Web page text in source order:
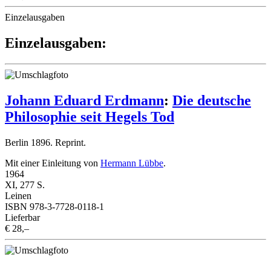
Einzelausgaben
Einzelausgaben:
Johann Eduard Erdmann: Die deutsche
Philosophie seit Hegels Tod
Berlin 1896. Reprint.
Mit einer Einleitung von Hermann Lübbe.
1964
XI, 277 S.
Leinen
ISBN 978-3-7728-0118-1
Lieferbar
€ 28,–